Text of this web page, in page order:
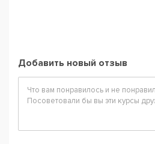
Добавить новый отзыв